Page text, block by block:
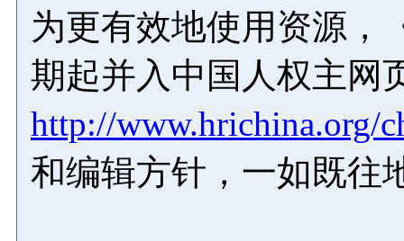
为更有效地使用资源，
期起并入中国人权主网
http://www.hrichina.org/
和编辑方针，一如既往